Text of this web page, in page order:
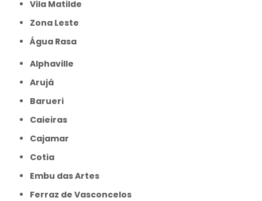
Vila Matilde
Zona Leste
Água Rasa
Alphaville
Arujá
Barueri
Caieiras
Cajamar
Cotia
Embu das Artes
Ferraz de Vasconcelos